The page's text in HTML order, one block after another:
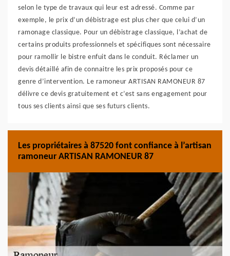
selon le type de travaux qui leur est adressé. Comme par
exemple, le prix d’un débistrage est plus cher que celui d’un
ramonage classique. Pour un débistrage classique, l’achat de
certains produits professionnels et spécifiques sont nécessaire
pour ramollir le bistre enfuit dans le conduit. Réclamer un
devis détaillé afin de connaitre les prix proposés pour ce
genre d’intervention. Le ramoneur ARTISAN RAMONEUR 87
délivre ce devis gratuitement et c’est sans engagement pour
tous ses clients ainsi que ses futurs clients.
Les propriétaires à 87520 font confiance à l’artisan
ramoneur ARTISAN RAMONEUR 87